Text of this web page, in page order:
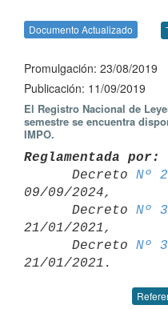
Documento Actualizado
Promulgación: 23/08/2019
Publicación: 11/09/2019
El Registro Nacional de
semestre se encuentra
IMPO.
Reglamentada por:
Decreto Nº
09/09/2024,
      Decreto
Nº
21/01/2021,
      Decreto
Nº